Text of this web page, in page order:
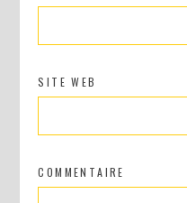
SITE WEB
COMMENTAIRE